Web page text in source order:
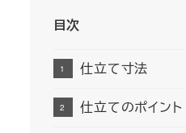
目次
仕立て寸法
仕立てのポイント